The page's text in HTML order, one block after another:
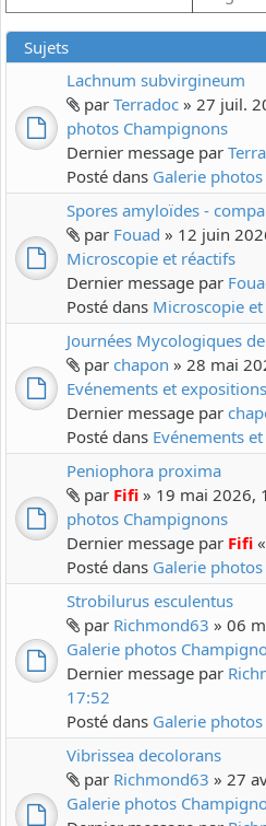
Sujets
Lachnum subvirgineum
par Terradoc » 27 juil.
photos Champignons
Dernier message par
Posté dans Galerie
Spores amyloïdes -
par Fouad » 12 juin
Microscopie et réactifs
Dernier message par
Posté dans Microscopie
Journées Mycologiques
par chapon » 28 mai
Evénements et
Dernier message par
Posté dans Evénements
Peniophora proxima
par Fifi » 19 mai 2026,
photos Champignons
Dernier message par Fifi «
Posté dans Galerie
Strobilurus esculentus
par Richmond63 » 06
Galerie photos
Dernier message par
17:52
Posté dans Galerie
Vibrissea decolorans
par Richmond63 » 27
Galerie photos